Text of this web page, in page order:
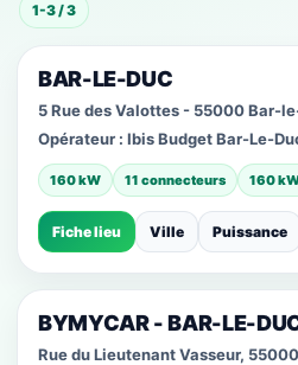
1-3 / 3
BAR-LE-DUC
5 Rue des Valottes - 55000 Bar-
Opérateur : Ibis Budget Bar-Le-
160 kW 11 connecteurs 160
Fiche lieu Ville Puissance
BYMYCAR - BAR-LE-
Rue du Lieutenant Vasseur,